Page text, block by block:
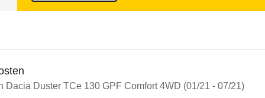
Dacia Duster TCe 130 GPF Comfort 4WD (01/21 - 07/21)